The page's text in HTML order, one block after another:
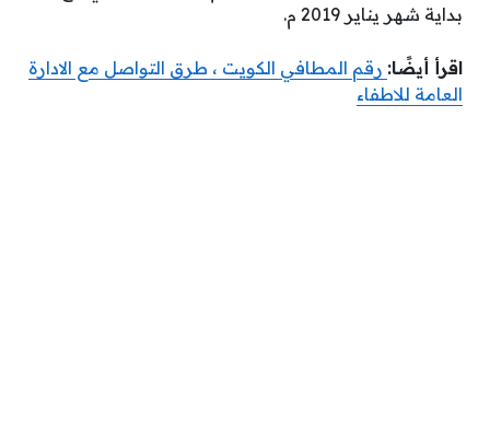
بداية شهر يناير 2019 م.
اقرأ أيضًا: رقم المطافي الكويت ، طرق التواصل مع الادارة
العامة للاطفاء